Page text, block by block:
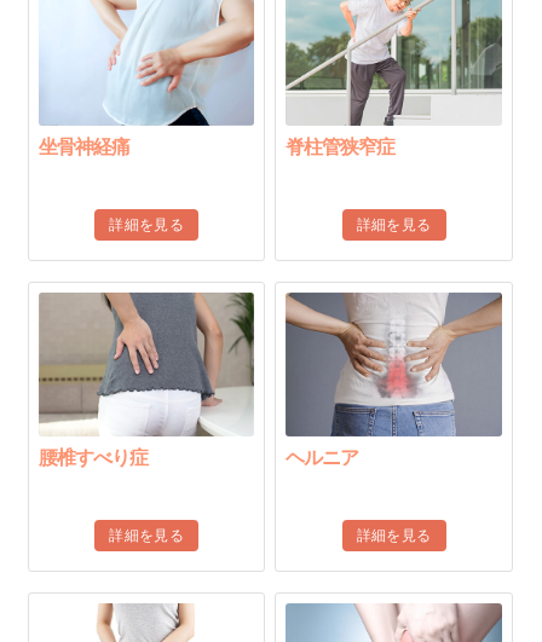
坐骨神経痛
詳細を見る
脊柱管狭窄症
詳細を見る
腰椎すべり症
詳細を見る
ヘルニア
詳細を見る